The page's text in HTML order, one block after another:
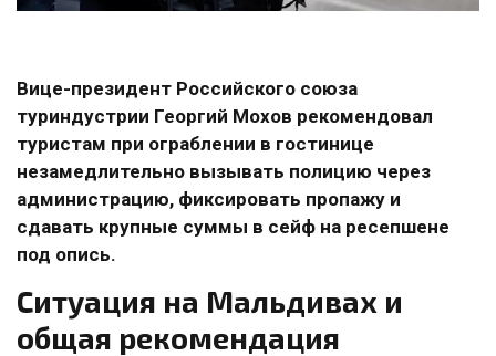
Вице-президент Российского союза
туриндустрии Георгий Мохов рекомендовал
туристам при ограблении в гостинице
незамедлительно вызывать полицию через
администрацию, фиксировать пропажу и
сдавать крупные суммы в сейф на ресепшене
под опись.
Ситуация на Мальдивах и
общая рекомендация